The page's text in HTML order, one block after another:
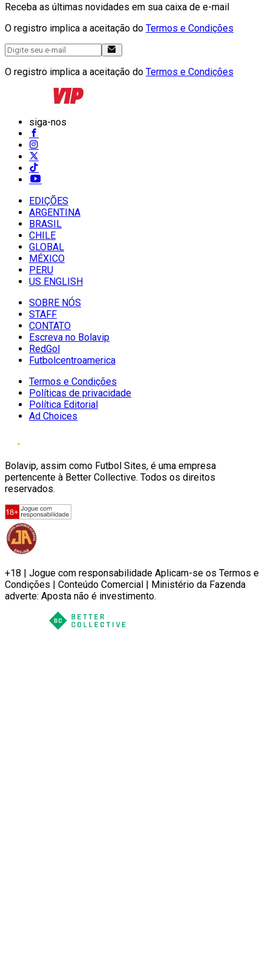
Receba as últimas novidades em sua caixa de e-mail
O registro implica a aceitação do Termos e Condições
O registro implica a aceitação do Termos e Condições
siga-nos
EDIÇÕES
ARGENTINA
BRASIL
CHILE
GLOBAL
MÉXICO
PERU
US ENGLISH
SOBRE NÓS
STAFF
CONTATO
Escreva no Bolavip
RedGol
Futbolcentroamerica
Termos e Condições
Políticas de privacidade
Política Editorial
Ad Choices
Bolavip, assim como Futbol Sites, é uma empresa
pertencente à Better Collective. Todos os direitos
reservados.
+18 | Jogue com responsabilidade Aplicam-se os Termos e
Condições | Conteúdo Comercial | Ministério da Fazenda
adverte: Aposta não é investimento.